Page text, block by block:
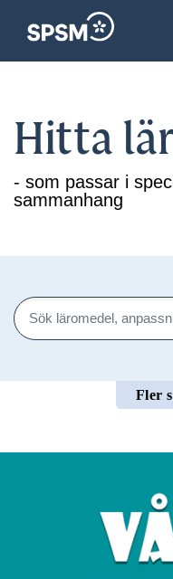
Hitta
- som passar i
sammanhang
Sök
Fler